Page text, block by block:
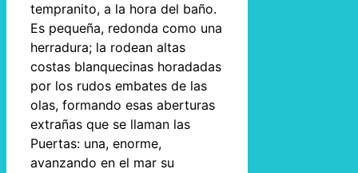
tempranito, a la hora del baño.
Es pequeña, redonda como una
herradura; la rodean altas
costas blanquecinas horadadas
por los rudos embates de las
olas, formando esas aberturas
extrañas que se llaman las
Puertas: una, enorme,
avanzando en el mar su